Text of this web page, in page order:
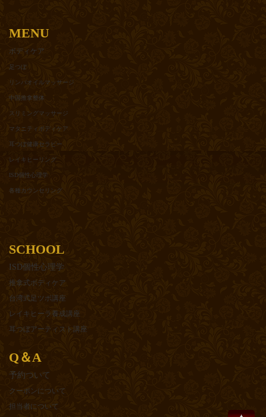
MENU
ボディケア
足つぼ
リンパオイルマッサージ
中国推拿整体
スリミングマッサージ
マタニティボディケア
耳つぼ健康セラピー
レイキヒーリング
ISD個性心理学
各種カウンセリング
SCHOOL
ISD個性心理学
推拿式ボディケア
台湾式足ツボ講座
レイキヒーラ養成講座
耳つぼアーティスト講座
Q＆A
予約ついて
クーポンについて
担当者について